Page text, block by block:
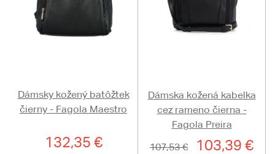
Dámsky kožený batôžtek
čierny - Fagola Maestro
132,35 €
Dámska kožená kabelka
cez rameno čierna -
Fagola Preira
107,53 €
103,39 €